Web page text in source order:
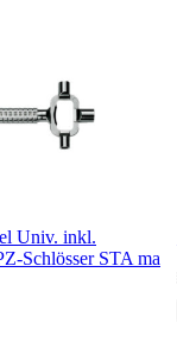
Univ. inkl.
Schlösser STA ma